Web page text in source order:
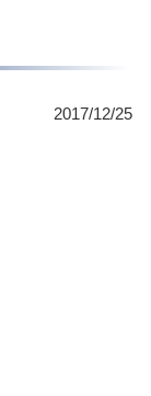
2017/12/25